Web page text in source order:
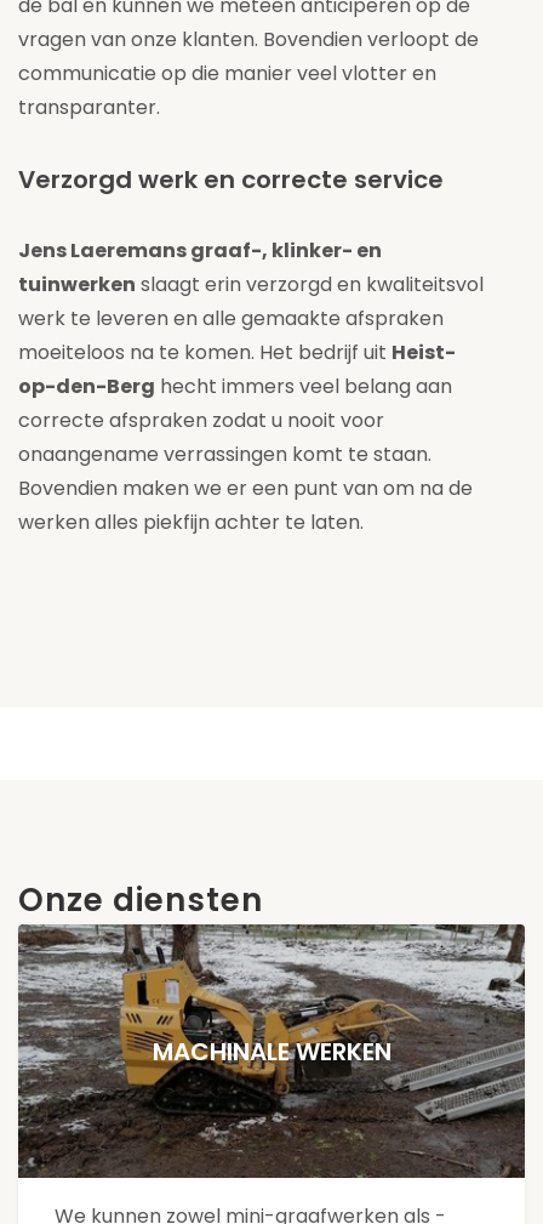
vragen van onze klanten. Bovendien verloopt de
communicatie op die manier veel vlotter en
transparanter.
Verzorgd werk en correcte service
Jens Laeremans graaf-, klinker- en
tuinwerken slaagt erin verzorgd en kwaliteitsvol
werk te leveren en alle gemaakte afspraken
moeiteloos na te komen. Het bedrijf uit Heist-
op-den-Berg hecht immers veel belang aan
correcte afspraken zodat u nooit voor
onaangename verrassingen komt te staan.
Bovendien maken we er een punt van om na de
werken alles piekfijn achter te laten.
Onze diensten
MACHINALE WERKEN
We kunnen zowel mini-graafwerken als -